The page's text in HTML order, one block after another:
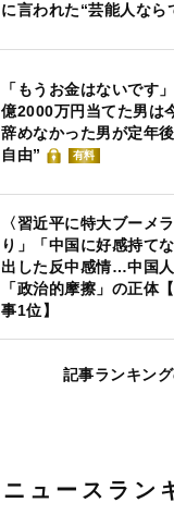
に言われた“芸能人なら
「もうお金はないです
億2000万円当てた男は
辞めなかった男が定年
自由”
有料
〈習近平に特大ブーメ
り」「中国に好感持て
出した反中感情…中国
「政治的摩擦」の正体
事1位】
記事ランキン
ニュースラン